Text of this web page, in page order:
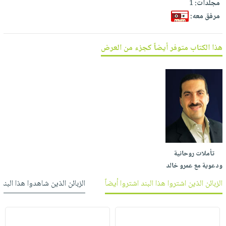
العناية
بالأسنان
الحمية
والتغذية
أدوات
الأوعية
والتخزين
أدوات
المطبخ
الأكثر
مبيعاً
العودة
للمدارس
كتب
اكسسوارات
منزلية
اكسسوارات
ملابس
مطرزات
حقائب
حلي
شحن
مجاني
بنود
مختارة
اشتراكات
كل
الاشتراكات
صندوق
القراءة
iKitab
بلا
حدود
بحث
متقدم
نيل
وفرات
الشركة
سياسة
حسابك
لائحة
مجلدات:1
مرفق معه:
هذا الكتاب متوفر أيضاً كجزء من العرض
تأملات روحانية
ودعوية مع عمرو خالد
الزبائن الذين اشتروا هذا البند اشتروا أيضاً الزبائن الذين شاهدوا هذا